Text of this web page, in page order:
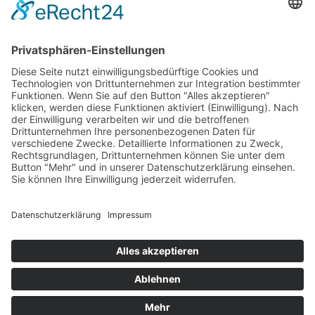
getestet.
gehören nicht zum Leistungsumfang. --
Erklärung zur Barrierefreiheit
AGB
Öffnungszeiten
Versandpartner
Verfügbarkeiten
Zahlung und Versand
Datenschutz
Fernabsatz
Widerrufsrecht bei Dienstleistungen
Kontakt
Garantiefall